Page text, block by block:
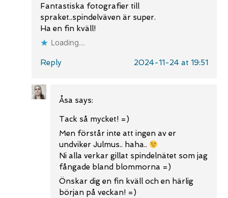
Fantastiska fotografier till
spraket..spindelväven är super.
Ha en fin kväll!
Loading...
Reply 2024-11-24 at 19:51
Åsa says:
Tack så mycket! =)
Men förstår inte att ingen av er
undviker Julmus.. haha..
Ni alla verkar gillat spindelnätet som jag
fångade bland blommorna =)
Önskar dig en fin kväll och en härlig
början på veckan! =)